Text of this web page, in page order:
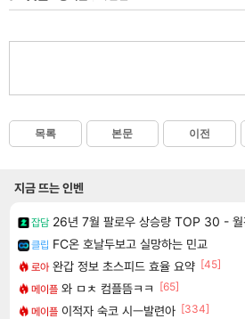
목록 본문 이전
지금 뜨는 인벤
잡담 26년 7월 팔로우 상승량 TOP 30 - 월
클립 FC온 호날두보고 실망하는 민교
로아 완갑 정보 초스피드 효율 요약 [45]
메이플 와 ㅁㅊ 컴플뜸ㅋㅋ [65]
메이플 이적자 숙코 시ㅡ발련아 [334]